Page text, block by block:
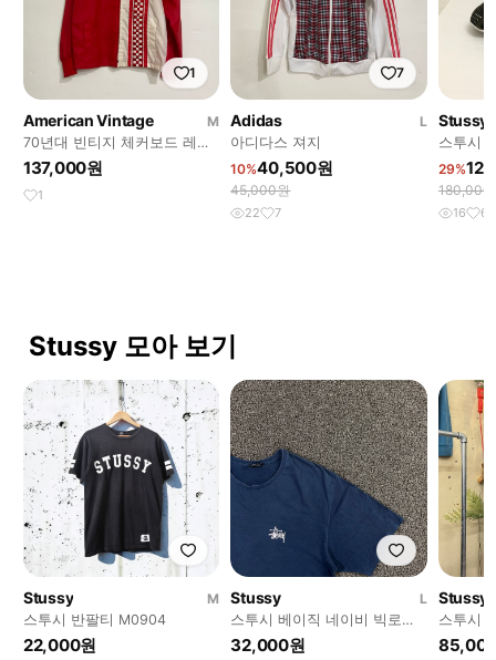
1
American Vintage
M
70년대 빈티지 체커보드 레이
싱 자켓
137,000원
1
7
Adidas
L
아디다스 져지
10%40,500원
45,000원
22 7
Stussy
스투시
니
29%
180,000
16 6
Stussy 모아 보기
Stussy
M
스투시 반팔티 M0904
22,000원
Stussy
L
스투시 베이직 네이비 빅로고
반팔티
32,000원
Stussy
스투시